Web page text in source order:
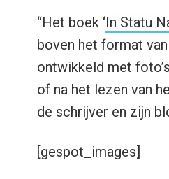
“Het boek ‘In Statu
boven het format
ontwikkeld met
of na het lezen van
de schrijver en zijn
[gespot_images]